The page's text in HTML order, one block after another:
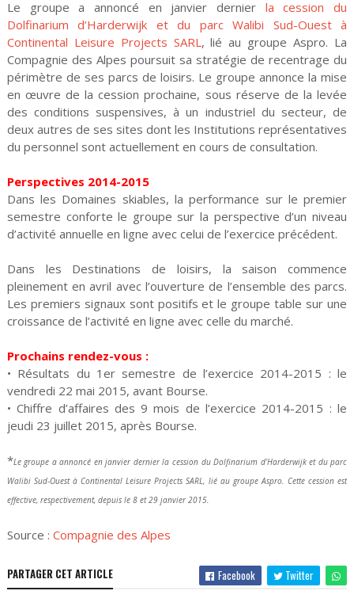
Le groupe a annoncé en janvier dernier la cession du
Dolfinarium d’Harderwijk et du parc Walibi Sud-Ouest à
Continental Leisure Projects SARL, lié au groupe Aspro. La
Compagnie des Alpes poursuit sa stratégie de recentrage du
périmètre de ses parcs de loisirs. Le groupe annonce la mise
en œuvre de la cession prochaine, sous réserve de la levée
des conditions suspensives, à un industriel du secteur, de
deux autres de ses sites dont les Institutions représentatives
du personnel sont actuellement en cours de consultation.
Perspectives 2014-2015
Dans les Domaines skiables, la performance sur le premier
semestre conforte le groupe sur la perspective d’un niveau
d’activité annuelle en ligne avec celui de l’exercice précédent.
Dans les Destinations de loisirs, la saison commence
pleinement en avril avec l’ouverture de l’ensemble des parcs.
Les premiers signaux sont positifs et le groupe table sur une
croissance de l’activité en ligne avec celle du marché.
Prochains rendez-vous :
• Résultats du 1er semestre de l’exercice 2014-2015 : le
vendredi 22 mai 2015, avant Bourse.
• Chiffre d’affaires des 9 mois de l’exercice 2014-2015 : le
jeudi 23 juillet 2015, après Bourse.
*Le groupe a annoncé en janvier dernier la cession du Dolfinarium d’Harderwijk et du parc
Walibi Sud-Ouest à Continental Leisure Projects SARL, lié au groupe Aspro. Cette cession est
effective, respectivement, depuis le 8 et 29 janvier 2015.
Source : Compagnie des Alpes
PARTAGER CET ARTICLE Facebook Twitter